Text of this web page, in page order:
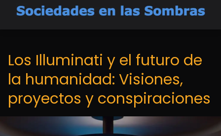
Los Illuminati y el futuro de
la humanidad: Visiones,
proyectos y conspiraciones